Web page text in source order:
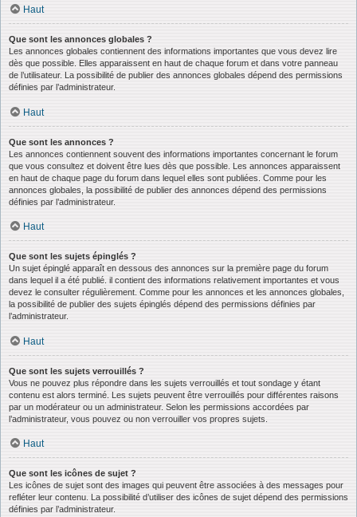
Haut
Que sont les annonces globales ?
Les annonces globales contiennent des informations importantes que vous devez lire
dès que possible. Elles apparaissent en haut de chaque forum et dans votre panneau
de l’utilisateur. La possibilité de publier des annonces globales dépend des permissions
définies par l’administrateur.
Haut
Que sont les annonces ?
Les annonces contiennent souvent des informations importantes concernant le forum
que vous consultez et doivent être lues dès que possible. Les annonces apparaissent
en haut de chaque page du forum dans lequel elles sont publiées. Comme pour les
annonces globales, la possibilité de publier des annonces dépend des permissions
définies par l’administrateur.
Haut
Que sont les sujets épinglés ?
Un sujet épinglé apparaît en dessous des annonces sur la première page du forum
dans lequel il a été publié. il contient des informations relativement importantes et vous
devez le consulter régulièrement. Comme pour les annonces et les annonces globales,
la possibilité de publier des sujets épinglés dépend des permissions définies par
l’administrateur.
Haut
Que sont les sujets verrouillés ?
Vous ne pouvez plus répondre dans les sujets verrouillés et tout sondage y étant
contenu est alors terminé. Les sujets peuvent être verrouillés pour différentes raisons
par un modérateur ou un administrateur. Selon les permissions accordées par
l’administrateur, vous pouvez ou non verrouiller vos propres sujets.
Haut
Que sont les icônes de sujet ?
Les icônes de sujet sont des images qui peuvent être associées à des messages pour
refléter leur contenu. La possibilité d’utiliser des icônes de sujet dépend des permissions
définies par l’administrateur.